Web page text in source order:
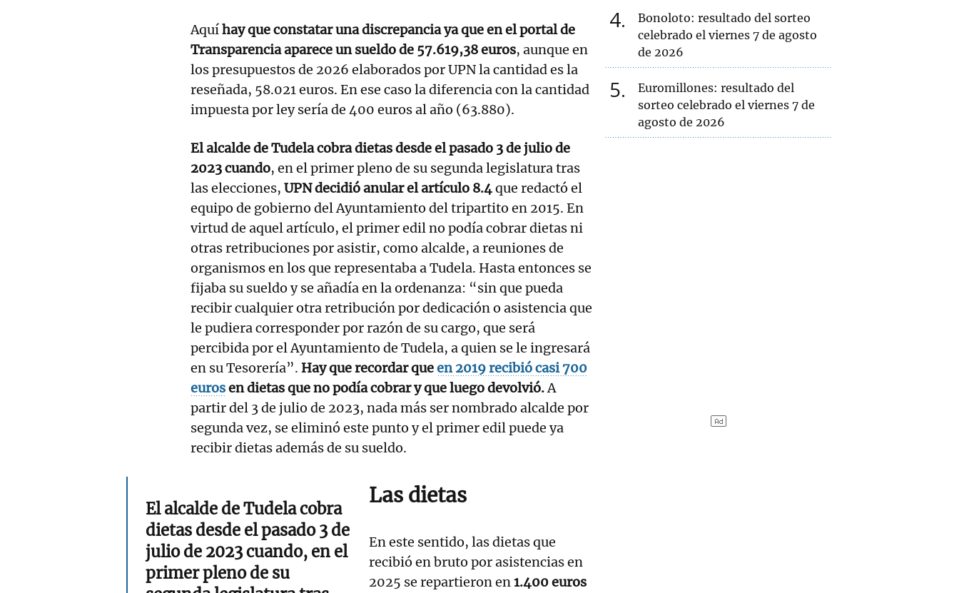
Aquíhay que constatar una discrepancia ya que en el portal de
Transparencia aparece un sueldo de 57.619,38 euros, aunque en
los presupuestos de 2026 elaborados por UPN la cantidad es la
reseñada, 58.021 euros. En ese caso la diferencia con la cantidad
impuesta por ley sería de 400 euros al año (63.880).
El alcalde de Tudela cobra dietas desde el pasado 3 de julio de
2023 cuando, en el primer pleno de su segunda legislatura tras
las elecciones, UPN decidió anular el artículo 8.4que redactó el
equipo de gobierno del Ayuntamiento del tripartito en 2015. En
virtud de aquel artículo, el primer edil no podía cobrar dietas ni
otras retribuciones por asistir, como alcalde, a reuniones de
organismos en los que representaba a Tudela. Hasta entonces se
fijaba su sueldo y se añadía en la ordenanza: “sin que pueda
recibir cualquier otra retribución por dedicación o asistencia que
le pudiera corresponder por razón de su cargo, que será
percibida por el Ayuntamiento de Tudela, a quien se le ingresará
en su Tesorería”. Hay que recordar queen 2019 recibió casi 700
eurosen dietas que no podía cobrar y que luego devolvió.A
partir del 3 de julio de 2023, nada más ser nombrado alcalde por
segunda vez, se eliminó este punto y el primer edil puede ya
recibir dietas además de su sueldo.
El alcalde de Tudela cobra
dietas desde el pasado 3 de
julio de 2023 cuando, en el
primer pleno de su
Las dietas
En este sentido, las dietas que
recibió en bruto por asistencias en
2025 se repartieron en1.400 euros
4
Bonoloto: resultado del sorteo
celebrado el viernes 7 de agosto
de 2026
5
Euromillones: resultado del
sorteo celebrado el viernes 7 de
agosto de 2026